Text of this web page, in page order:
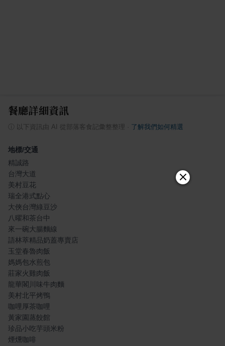
餐廳詳細資訊
以下資訊由 AI 從部落客食記彙整整理 了解我們如何精選
地標/交通
精誠路
台灣大道
美村豆花
瑞全港式點心
大俠台灣綠豆沙
八曜和茶台中
來一碗大腸麵線
語林萃精品奶蓋專賣店
玉堂春魯肉飯
媽媽包水煎包
莊家火雞肉飯
龍華閣川味牛肉麵
美村北平烤鴨
咖哩厚茶咖哩
黃家園蒸餃館
珍品小吃芋頭米粉
煙燻咖啡